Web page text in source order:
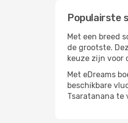
Populairste
Met een breed
de grootste.
keuze zijn voor
Met eDreams
beschikbare
Tsaratanana te